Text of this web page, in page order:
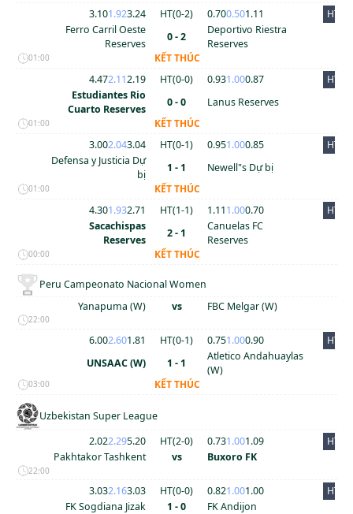
3.101.923.24 HT(0-2) 0.700.501.11
HT
Ferro Carril Oeste
Reserves
0 - 2
Deportivo Riestra
Reserves
01:00
KẾT THÚC
4.472.112.19 HT(0-0) 0.931.000.87
HT
Estudiantes Rio
Cuarto Reserves
0 - 0 Lanus Reserves
01:00
KẾT THÚC
3.002.043.04 HT(0-1) 0.951.000.85
HT
Defensa y Justicia Dự
bị
1 - 1 Newell"s Dự bị
01:00
KẾT THÚC
4.301.932.71 HT(1-1) 1.111.000.70
HT
Sacachispas
Reserves
2 - 1
Canuelas FC
Reserves
00:00 KẾT THÚC
Peru Campeonato Nacional Women
Yanapuma (W)
vs FBC Melgar (W)
22:00
6.002.601.81 HT(0-1) 0.751.000.90
HT
UNSAAC (W)
1 - 1
Atletico Andahuaylas
(W)
03:00 KẾT THÚC
Uzbekistan Super League
2.022.295.20 HT(2-0) 0.731.001.09
HT
Pakhtakor Tashkent
vs Buxoro FK
22:00
3.032.163.03 HT(0-0) 0.821.001.00
HT
FK Sogdiana Jizak
1 - 0 FK Andijon